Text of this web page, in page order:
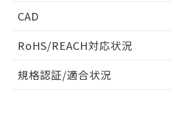
CAD
ドすることができます。
ログイン/会員登録
RoHS/REACH対応状況
EU RoHS 注意事項・凡例
規格認証/適合状況